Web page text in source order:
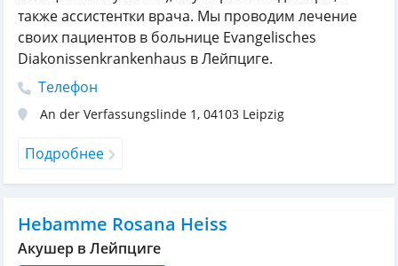
также ассистентки врача. Мы проводим лечение
своих пациентов в больнице Evangelisches
Diakonissenkrankenhaus в Лейпциге.
Телефон
An der Verfassungslinde 1, 04103 Leipzig
Подробнее
Hebamme Rosana Heiss
Акушер в Лейпциге